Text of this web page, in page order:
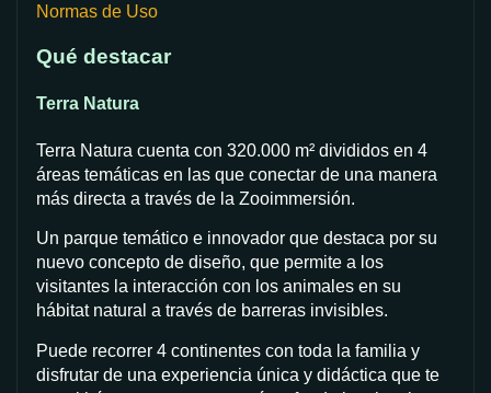
Normas de Uso
Qué destacar
Terra Natura
Terra Natura cuenta con 320.000 m² divididos en 4
áreas temáticas en las que conectar de una manera
más directa a través de la Zooimmersión.
Un parque temático e innovador que destaca por su
nuevo concepto de diseño, que permite a los
visitantes la interacción con los animales en su
hábitat natural a través de barreras invisibles.
Puede recorrer 4 continentes con toda la familia y
disfrutar de una experiencia única y didáctica que te